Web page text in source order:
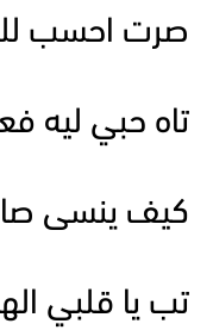
صرت احسب
تاه حبي ليه
كيف ينسى
تب يا قلبي